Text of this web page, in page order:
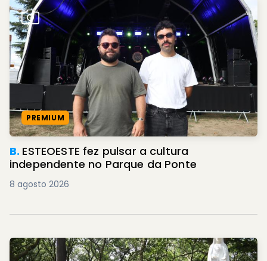
PREMIUM
B. ESTEOESTE fez pulsar a cultura
independente no Parque da Ponte
8 agosto 2026